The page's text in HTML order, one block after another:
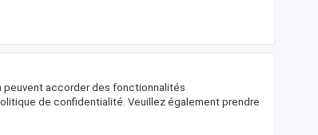
peuvent accorder des fonctionnalités
de confidentialité. Veuillez également prendre